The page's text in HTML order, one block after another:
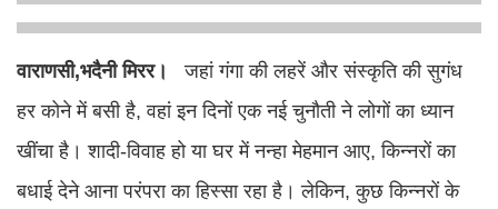
वाराणसी,भदैनी मिरर।
जहां गंगा की लहरें और संस्कृति की सुगंध
हर कोने में बसी है, वहां इन दिनों एक नई चुनौती ने लोगों का ध्यान
खींचा है। शादी-विवाह हो या घर में नन्हा मेहमान आए, किन्नरों का
बधाई देने आना परंपरा का हिस्सा रहा है। लेकिन, कुछ किन्नरों के